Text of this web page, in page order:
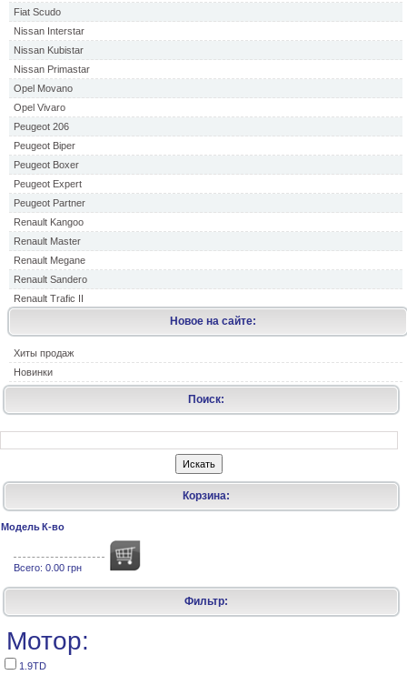
Fiat Scudo
Nissan Interstar
Nissan Kubistar
Nissan Primastar
Opel Movano
Opel Vivaro
Peugeot 206
Peugeot Biper
Peugeot Boxer
Peugeot Expert
Peugeot Partner
Renault Kangoo
Renault Master
Renault Megane
Renault Sandero
Renault Trafic II
Новое на сайте:
Хиты продаж
Новинки
Поиск:
Корзина:
Модель К-во
Всего: 0.00 грн
Фильтр:
Мотор:
1.9TD